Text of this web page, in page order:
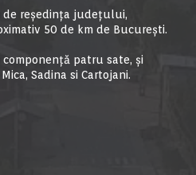
de reşedinţa judeţului,
50 de km de Bucureşti.
componență patru sate, și
Sadina si Cartojani.